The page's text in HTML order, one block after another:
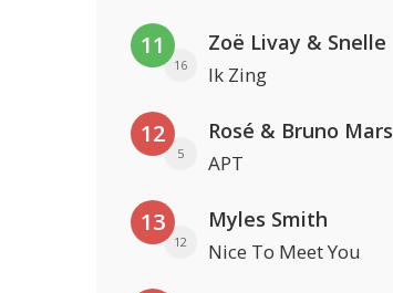
11
16
Zoë Livay & Snelle
Ik Zing
12
5
Rosé & Bruno Mars
APT
13
12
Myles Smith
Nice To Meet You